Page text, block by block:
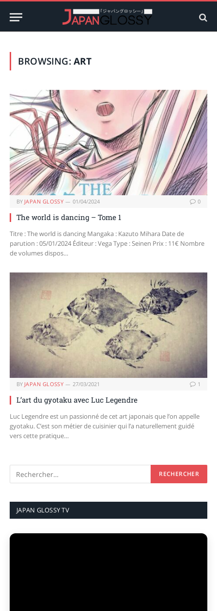
BROWSING: ART
BY JAPAN GLOSSY 01/04/2024 0
The world is dancing – Tome 1
Titre : The world is dancing Mangaka : Kazuto Mihara Date de
parution : 05/01/2024 Éditeur : Vega Type : Seinen Prix : 11€ Nombre
de volumes dispos…
BY JAPAN GLOSSY 27/03/2021 1
L’art du gyotaku avec Luc Legendre
Luc Legendre est un passionné de cet art japonais que l’on appelle
gyotaku. C’est son métier de cuisinier qui l’a naturellement guidé
vers cette pratique…
JAPAN GLOSSY TV